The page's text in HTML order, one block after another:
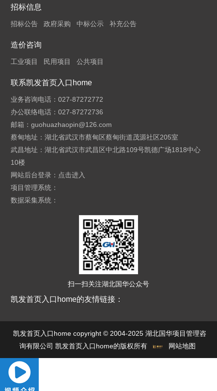
招标信息
招标公告 政府采购 中标公示 补充公告
造价咨询
工业项目 民用项目 公共项目
联系凯发首页入口home
业务咨询电话：027-87272772
办公联络电话：027-87272736
邮箱：guohuazhaopin@126.com
蔡甸地址：湖北省武汉市蔡甸区蔡甸街道茂源社区205室
武昌地址：湖北省武汉市武昌区中北路109号凯德广场1818中心
10楼
网站后台登录： 点击进入
项目管理系统：
数据采集系统：
扫一扫关注湖北国华公众号
凯发首页入口home的友情链接：
凯发首页入口home copyright © 2004-2025 湖北国华项目管理咨
询有限公司 凯发首页入口home的版权所有
网站地图